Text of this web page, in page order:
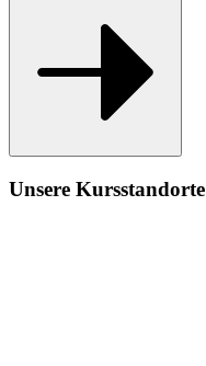
Unsere Kursstandorte